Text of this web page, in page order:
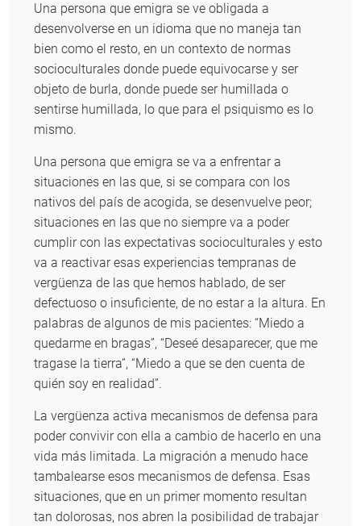
Una persona que emigra se ve obligada a
desenvolverse en un idioma que no maneja tan
bien como el resto, en un contexto de normas
socioculturales donde puede equivocarse y ser
objeto de burla, donde puede ser humillada o
sentirse humillada, lo que para el psiquismo es lo
mismo.
Una persona que emigra se va a enfrentar a
situaciones en las que, si se compara con los
nativos del país de acogida, se desenvuelve peor;
situaciones en las que no siempre va a poder
cumplir con las expectativas socioculturales y esto
va a reactivar esas experiencias tempranas de
vergüenza de las que hemos hablado, de ser
defectuoso o insuficiente, de no estar a la altura. En
palabras de algunos de mis pacientes: “Miedo a
quedarme en bragas”, “Deseé desaparecer, que me
tragase la tierra”, “Miedo a que se den cuenta de
quién soy en realidad”.
La vergüenza activa mecanismos de defensa para
poder convivir con ella a cambio de hacerlo en una
vida más limitada. La migración a menudo hace
tambalearse esos mecanismos de defensa. Esas
situaciones, que en un primer momento resultan
tan dolorosas, nos abren la posibilidad de trabajar